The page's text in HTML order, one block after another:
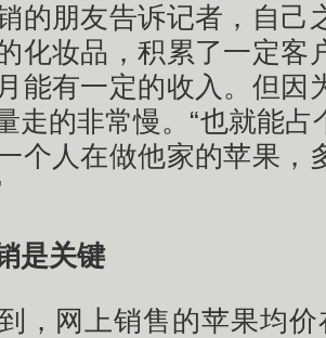
的朋友告诉记者，自己
化妆品，积累了一定客
能有一定的收入。但因
走的非常慢。“也就能
个人在做他家的苹果，
是关键
网上销售的苹果均价